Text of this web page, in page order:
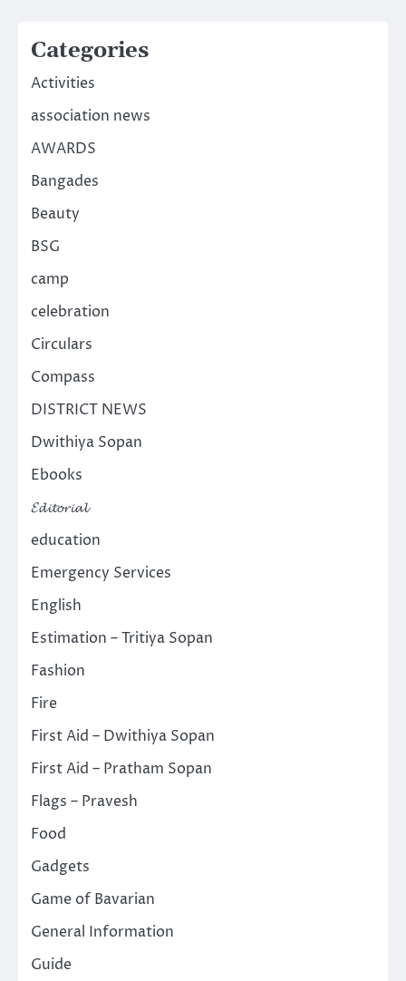
Categories
Activities
association news
AWARDS
Bangades
Beauty
BSG
camp
celebration
Circulars
Compass
DISTRICT NEWS
Dwithiya Sopan
Ebooks
𝓔𝓭𝓲𝓽𝓸𝓻𝓲𝓪𝓵
education
Emergency Services
English
Estimation – Tritiya Sopan
Fashion
Fire
First Aid – Dwithiya Sopan
First Aid – Pratham Sopan
Flags – Pravesh
Food
Gadgets
Game of Bavarian
General Information
Guide